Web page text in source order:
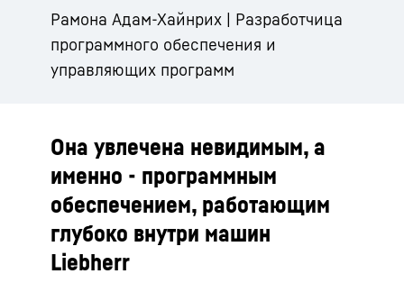
Рамона Адам-Хайнрих | Разработчица
программного обеспечения и
управляющих программ
Она увлечена невидимым, а
именно - программным
обеспечением, работающим
глубоко внутри машин
Liebherr